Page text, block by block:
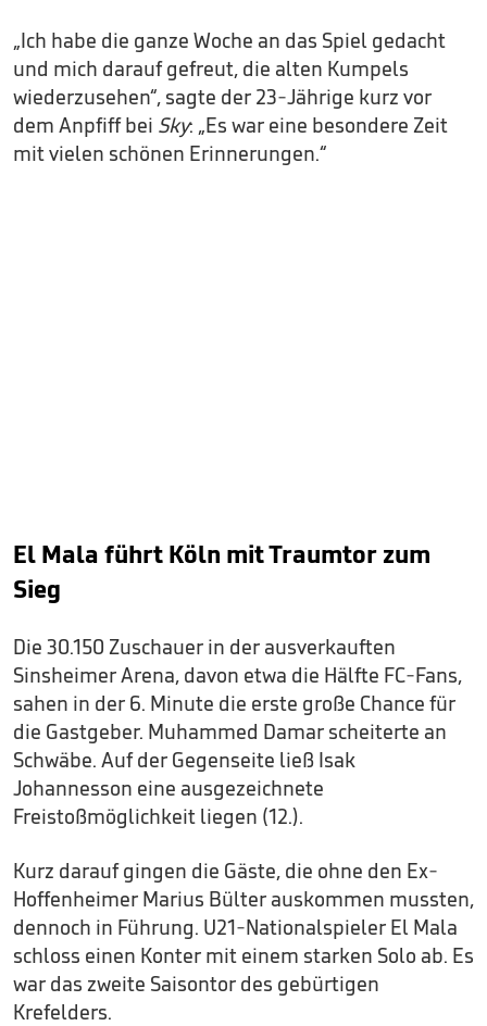
„Ich habe die ganze Woche an das Spiel gedacht
und mich darauf gefreut, die alten Kumpels
wiederzusehen“, sagte der 23-Jährige kurz vor
dem Anpfiff bei Sky: „Es war eine besondere Zeit
mit vielen schönen Erinnerungen.“
El Mala führt Köln mit Traumtor zum
Sieg
Die 30.150 Zuschauer in der ausverkauften
Sinsheimer Arena, davon etwa die Hälfte FC-Fans,
sahen in der 6. Minute die erste große Chance für
die Gastgeber. Muhammed Damar scheiterte an
Schwäbe. Auf der Gegenseite ließ Isak
Johannesson eine ausgezeichnete
Freistoßmöglichkeit liegen (12.).
Kurz darauf gingen die Gäste, die ohne den Ex-
Hoffenheimer Marius Bülter auskommen mussten,
dennoch in Führung. U21-Nationalspieler El Mala
schloss einen Konter mit einem starken Solo ab. Es
war das zweite Saisontor des gebürtigen
Krefelders.